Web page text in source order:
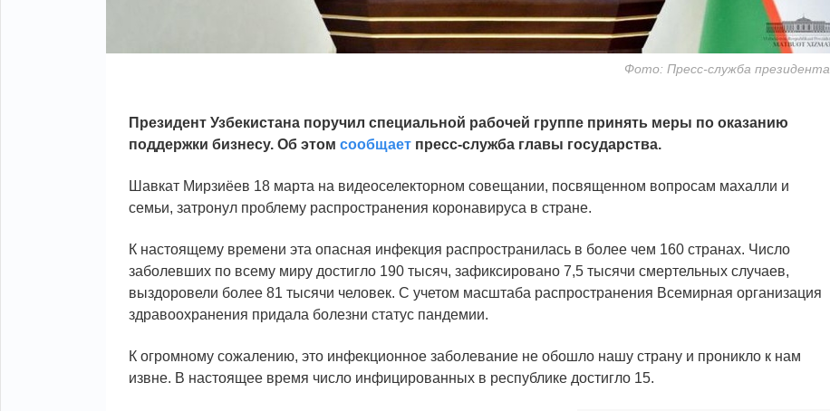
Фото: Пресс-служба президента
Президент Узбекистана поручил специальной рабочей группе принять меры по оказанию
поддержки бизнесу. Об этом сообщает пресс-служба главы государства.
Шавкат Мирзиёев 18 марта на видеоселекторном совещании, посвященном вопросам махалли и
семьи, затронул проблему распространения коронавируса в стране.
К настоящему времени эта опасная инфекция распространилась в более чем 160 странах. Число
заболевших по всему миру достигло 190 тысяч, зафиксировано 7,5 тысячи смертельных случаев,
выздоровели более 81 тысячи человек. С учетом масштаба распространения Всемирная организация
здравоохранения придала болезни статус пандемии.
К огромному сожалению, это инфекционное заболевание не обошло нашу страну и проникло к нам
извне. В настоящее время число инфицированных в республике достигло 15.